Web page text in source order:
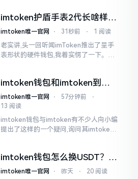
imtoken护盾手表2代长啥样？
真实上手体验分享
imtoken唯一官网 ⋅ 31秒前 ⋅ 1 阅读
老实讲,头一回听闻imToken推出了呈手
表形状的硬件钱包,我着实愣了一下。在c
imtoken钱包和imtoken到底
是不是一回事？看完就懂了
imtoken唯一官网 ⋅ 57分钟前
⋅
13 阅读
imtoken钱包与imtoken有不少人向小编
提出了这样的一个疑问,询问其imtoken
同一个物品
imtoken钱包怎么换USDT？这
几种方法你得知道
imtoken唯一官网 ⋅ 昨天 ⋅ 20 阅读